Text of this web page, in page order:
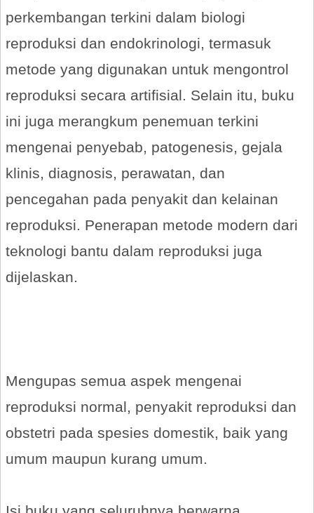
perkembangan terkini dalam biologi
reproduksi dan endokrinologi, termasuk
metode yang digunakan untuk mengontrol
reproduksi secara artifisial. Selain itu, buku
ini juga merangkum penemuan terkini
mengenai penyebab, patogenesis, gejala
klinis, diagnosis, perawatan, dan
pencegahan pada penyakit dan kelainan
reproduksi. Penerapan metode modern dari
teknologi bantu dalam reproduksi juga
dijelaskan.
Mengupas semua aspek mengenai
reproduksi normal, penyakit reproduksi dan
obstetri pada spesies domestik, baik yang
umum maupun kurang umum.